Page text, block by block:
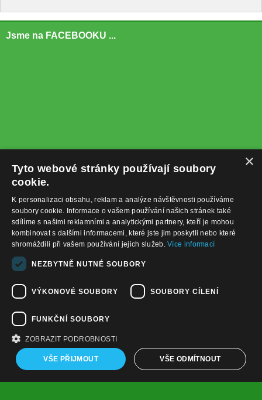
Jsme na FACEBOOKU ...
+420732122225
obchod@baterie-nabijecka.cz
Navigace
Úvodní strana
Nákupní košík
Kontaktní informace
Odstoupení od smlouvy
×
Tyto webové stránky používají soubory
cookie.
K personalizaci obsahu, reklam a analýze návštěvnosti používáme
soubory cookie. Informace o vašem používání našich stránek také
sdílíme s našimi reklamními a analytickými partnery, kteří je mohou
kombinovat s dalšími informacemi, které jste jim poskytli nebo které
shromáždili při vašem používání jejich služeb.Více informací
NEZBYTNĚ NUTNÉ SOUBORY
VÝKONOVÉ SOUBORY SOUBORY CÍLENÍ
FUNKČNÍ SOUBORY
ZOBRAZIT PODROBNOSTI
VŠE PŘIJMOUT VŠE ODMÍTNOUT